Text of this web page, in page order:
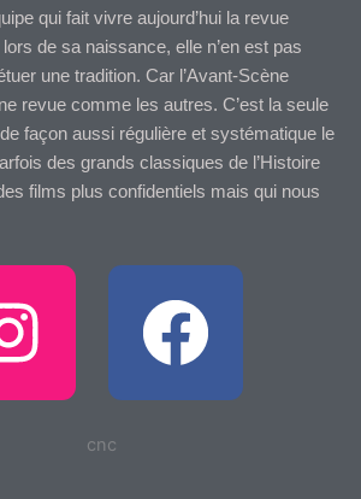
qui fait vivre aujourd’hui la revue
de sa naissance, elle n’en est pas
une tradition. Car l’Avant-Scène
revue comme les autres. C’est la seule
façon aussi régulière et systématique le
des grands classiques de l’Histoire
films plus confidentiels mais qui nous
I
n
F
a